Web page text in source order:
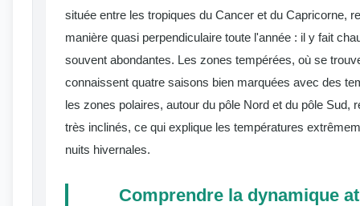
située entre les tropiques du Cancer et du Capricorne,
manière quasi perpendiculaire toute l'année : il y fait
souvent abondantes. Les zones tempérées, où se
connaissent quatre saisons bien marquées avec des
les zones polaires, autour du pôle Nord et du pôle Sud,
très inclinés, ce qui explique les températures
nuits hivernales.
Comprendre la dynamique